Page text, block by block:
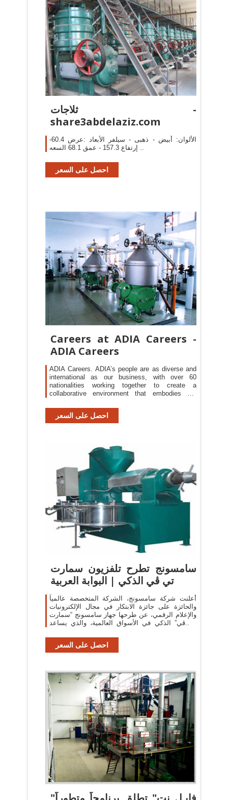
ثلاجات -
share3abdelaziz.com
الألوان: أبيض - ذهبى - سيلفر الأبعاد :عرض 60.4-
إرتفاع 157.3 - عمق 68.1 السعه ..
احصل على السعر
Careers at ADIA Careers -
ADIA Careers
ADIA Careers. ADIA’s people are as diverse and
international as our business, with over 60
nationalities working together to create a
collaborative environment that embodies our
retain world-class talent and provide the
resources for our people to realise their full
احصل على السعر
سامسونج تطرح تلفزيون سمارت
تي ڤي الذكي | البوابة العربية
أعلنت شركة سامسونج، الشركة المتخصصة عالمياً
والحائزة على جائزة الابتكار في مجال الإلكترونيات
والإعلام الرقمي، عن طرحها جهاز سامسونج “سمارت
تي ڤي” الذكي في الأسواق العالمية، والذي يساعد
احصل على السعر